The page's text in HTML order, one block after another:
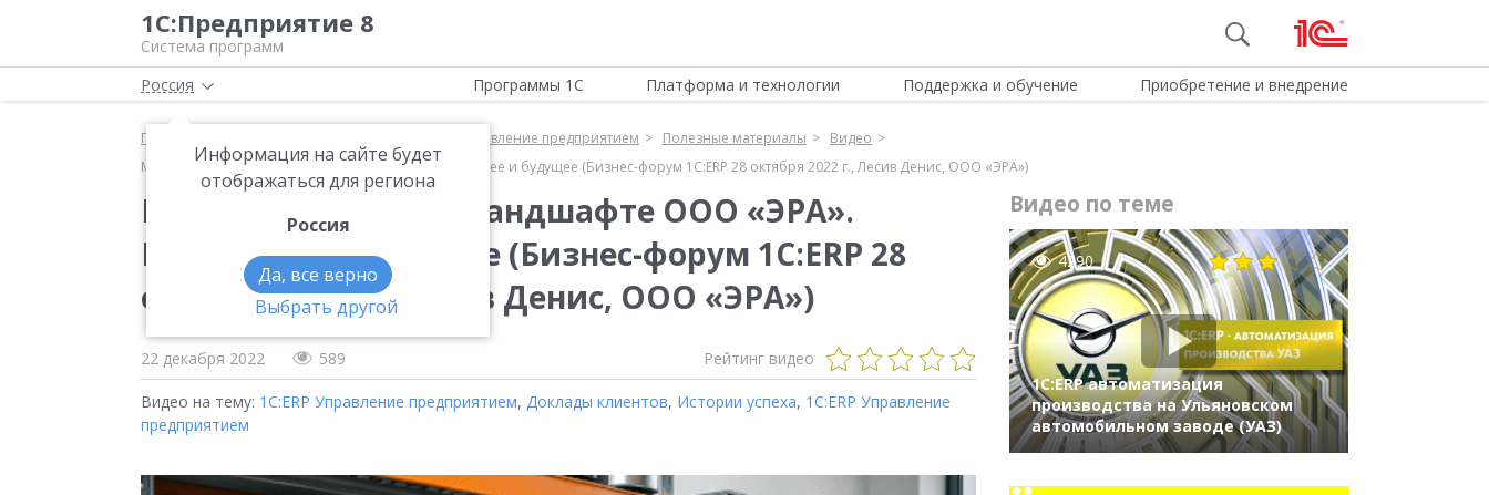
1С:Предприятие 8
Система программ
Россия
Информация на сайте будет
отображаться для региона
Россия
Да, все верно
Выбрать другой
Программы 1С Платформа и технологии Поддержка и обучение Приобретение и внедрение
Главная 1С:ERP Управление предприятием Полезные материалы
Видео
Место «1С:ERP» в IT-ландшафте ООО «ЭРА». Настоящее и будущее (Бизнес-форум 1С:ERP 28 октября 2022 г., Лесив Денис, ООО «ЭРА»)
Место «1С:ERP» в IT-ландшафте ООО «ЭРА».
Настоящее и будущее (Бизнес-форум 1С:ERP 28
октября 2022 г., Лесив Денис, ООО «ЭРА»)
22 декабря 2022 589 Рейтинг видео
Видео на тему: 1С:ERP Управление предприятием, Доклады клиентов, Истории успеха, 1С:ERP Управление
предприятием
Видео по теме
4290
1С:ERP автоматизация
производства на Ульяновском
автомобильном заводе (УАЗ)